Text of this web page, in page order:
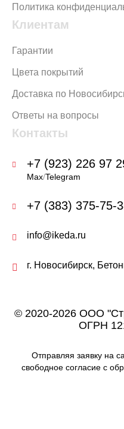
Политика
Клиентам
Гарантии
Цвета покрытий
Доставка по
Ответы на вопросы
Контакты
+7 (923) 226 97
Max/Telegram
+7 (383) 375-75-
info@ikeda.ru
г. Новосибирск,
© 2020-2026 ООО
ОГРН
Отправляя заявку на
свободное согласие с